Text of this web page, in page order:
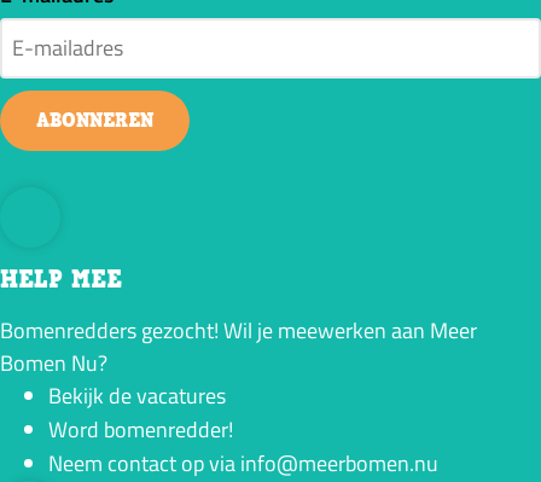
ABONNEREN
HELP MEE
Bomenredders gezocht! Wil je meewerken aan Meer
Bomen Nu?
Bekijk de vacatures
Word bomenredder!
Neem contact op via info@meerbomen.nu